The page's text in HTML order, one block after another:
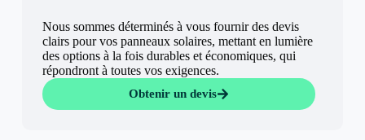
Nous sommes déterminés à vous fournir des devis
clairs pour vos panneaux solaires, mettant en lumière
des options à la fois durables et économiques, qui
répondront à toutes vos exigences.
Obtenir un devis